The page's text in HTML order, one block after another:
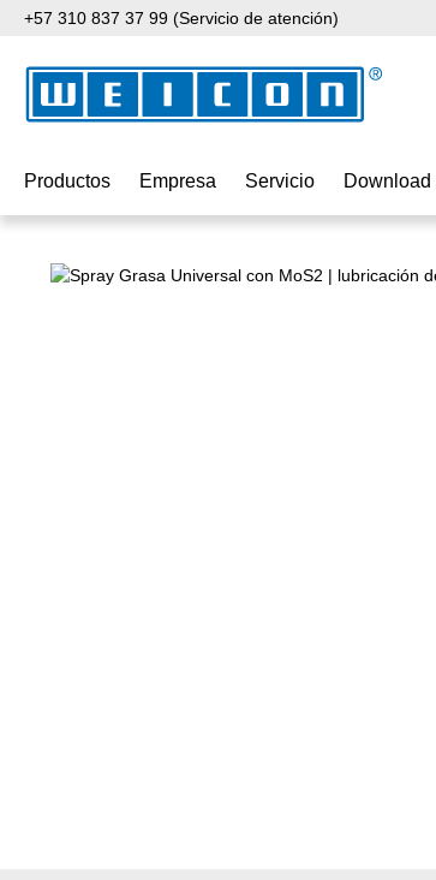
al contenido principal
Saltar a la búsqueda
Saltar a la navegación principal
+57 310 837 37 99 (Servicio de atención)
Productos Empresa Servicio Download
Omitir galería de imágenes